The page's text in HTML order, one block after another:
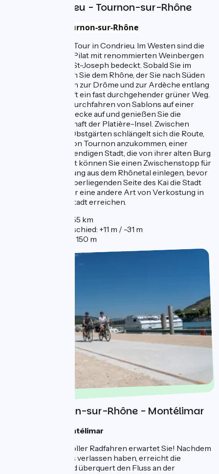
Tag 1 : Condrieu - Tournon-sur-Rhône
Eine Nacht in Tournon-sur-Rhône
Beginnen Sie Ihre Tour in Condrieu. Im Westen sind die
steilen Hänge des Pilat mit renommierten Weinbergen
wie Condrieu und St-Joseph bedeckt. Sobald Sie im
Sattel sitzen, folgen Sie dem Rhône, der Sie nach Süden
führt. An den Toren zur Drôme und zur Ardèche entlang
des Flusses verläuft ein fast durchgehender grüner Weg.
Passen Sie beim Durchfahren von Sablons auf einer
kurzen Straßenstrecke auf und genießen Sie die
natürliche Landschaft der Platière-Insel. Zwischen
Weinbergen und Obstgärten schlängelt sich die Route,
um an den Ufern von Tournon anzukommen, einer
fröhlichen und lebendigen Stadt, die von ihrer alten Burg
überragt wird. Dort können Sie einen Zwischenstopp für
eine Weinverkostung aus dem Rhônetal einlegen, bevor
Sie auf der gegenüberliegenden Seite des Kai die Stadt
Tain l'Hermitage für eine andere Art von Verkostung in
der Schokoladenstadt erreichen.
Entfernung: 55 km
Höhenunterschied: +11 m / -31 m
Höhe: 118 m / 150 m
Tag 2 : Tournon-sur-Rhône - Montélimar
Eine Nacht in Montélimar
Ein schöner Tag voller Radfahren erwartet Sie! Nachdem
Sie das Tournonais verlassen haben, erreicht die
ViaRhôna Glun und überquert den Fluss an der